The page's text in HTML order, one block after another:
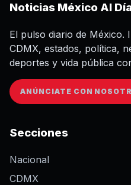
Noticias México Al
El pulso diario de México.
CDMX, estados, política,
deportes y vida pública
ANÚNCIATE CON
Secciones
Nacional
CDMX